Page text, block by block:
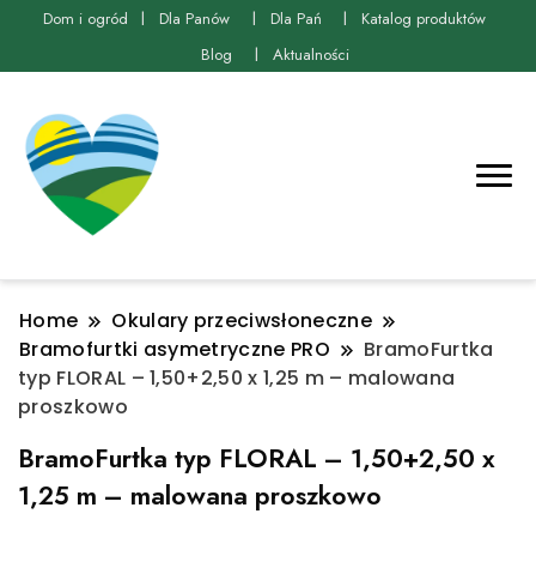
Dom i ogród Dla Panów Dla Pań
Katalog produktów
Blog
Aktualności
Home
Okulary przeciwsłoneczne
Bramofurtki asymetryczne PRO
BramoFurtka
typ FLORAL – 1,50+2,50 x 1,25 m – malowana
proszkowo
BramoFurtka typ FLORAL – 1,50+2,50 x
1,25 m – malowana proszkowo